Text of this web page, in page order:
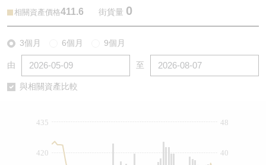
相關資產價格411.6 街貨量 0
3個月 6個月 9個月
由 至
與相關資產比較
40
48
420
435
認股證/牛熊證日誌
認股證文件及公告 (瑞信)
牛熊證到期結算價查詢
牛熊證速算機
中資ETFs溢價比較
即市板塊表現